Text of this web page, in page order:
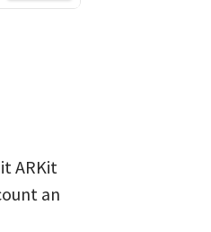
ARKit
an